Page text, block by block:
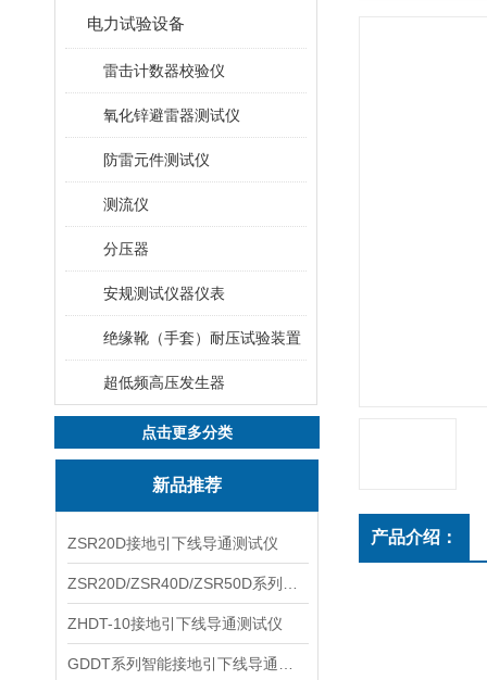
电力试验设备
雷击计数器校验仪
氧化锌避雷器测试仪
防雷元件测试仪
测流仪
分压器
安规测试仪器仪表
绝缘靴（手套）耐压试验装置
超低频高压发生器
点击更多分类
新品推荐
ZSR20D接地引下线导通测试仪
ZHDT-10接地引下线导通测试仪
产品介绍：